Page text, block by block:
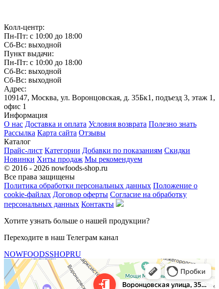
Колл-центр:
Пн-Пт: с 10:00 до 18:00
Сб-Вс: выходной
Пункт выдачи:
Пн-Пт: с 10:00 до 18:00
Сб-Вс: выходной
Сб-Вс: выходной
Адрес:
109147, Москва, ул. Воронцовская, д. 35Бк1, подъезд 3, этаж 1,
офис 1
Информация
О нас Доставка и оплата Условия возврата Полезно знать
Рассылка Карта сайта Отзывы
Каталог
Прайс-лист Категории Добавки по показаниям Скидки
Новинки Хиты продаж Мы рекомендуем
© 2016 - 2026 nowfoods-shop.ru
Все права защищены
Политика обработки персональных данных Положение о
cookie-файлах Договор оферты Согласие на обработку
персональных данных Контакты
Хотите узнать больше о нашей продукции?
Переходите в наш Телеграм канал
NOWFOODSSHOPRU